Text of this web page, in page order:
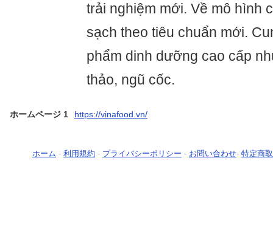
trải nghiệm mới. Về mô hình
sạch theo tiêu chuẩn mới.
phẩm dinh dưỡng cao cấp
thảo, ngũ cốc.
ホームページ 1 https://vinafood.vn/
ホーム - 利用規約 - プライバシーポリシー - お問い合わせ- 特定商